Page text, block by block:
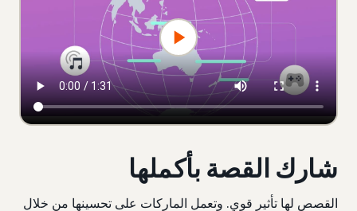
شارك القصة بأكملها
القصص لها تأثير قوي. وتعمل الماركات على تحسينها من خلال